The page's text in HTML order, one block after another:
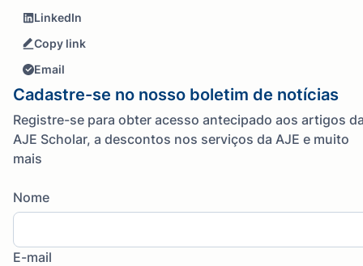
LinkedIn
Copy link
Email
Cadastre-se no nosso boletim de notícias
Registre-se para obter acesso antecipado aos artigos
AJE Scholar, a descontos nos serviços da AJE e muito
mais
Nome
E-mail